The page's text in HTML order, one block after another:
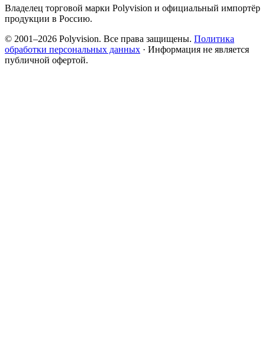
Владелец торговой марки Polyvision и официальный импортёр
продукции в Россию.
© 2001–2026 Polyvision. Все права защищены. Политика
обработки персональных данных · Информация не является
публичной офертой.